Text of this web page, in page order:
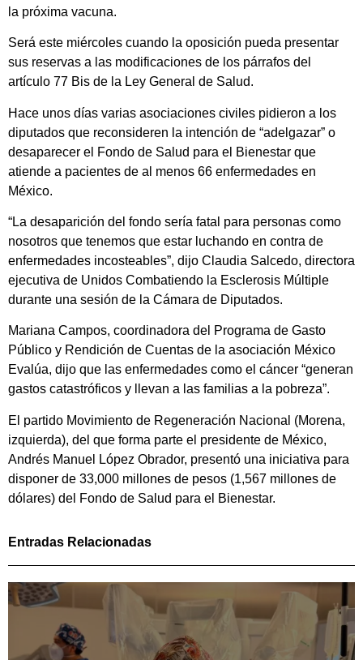
la próxima vacuna.
Será este miércoles cuando la oposición pueda presentar
sus reservas a las modificaciones de los párrafos del
artículo 77 Bis de la Ley General de Salud.
Hace unos días varias asociaciones civiles pidieron a los
diputados que reconsideren la intención de “adelgazar” o
desaparecer el Fondo de Salud para el Bienestar que
atiende a pacientes de al menos 66 enfermedades en
México.
“La desaparición del fondo sería fatal para personas como
nosotros que tenemos que estar luchando en contra de
enfermedades incosteables”, dijo Claudia Salcedo, directora
ejecutiva de Unidos Combatiendo la Esclerosis Múltiple
durante una sesión de la Cámara de Diputados.
Mariana Campos, coordinadora del Programa de Gasto
Público y Rendición de Cuentas de la asociación México
Evalúa, dijo que las enfermedades como el cáncer “generan
gastos catastróficos y llevan a las familias a la pobreza”.
El partido Movimiento de Regeneración Nacional (Morena,
izquierda), del que forma parte el presidente de México,
Andrés Manuel López Obrador, presentó una iniciativa para
disponer de 33,000 millones de pesos (1,567 millones de
dólares) del Fondo de Salud para el Bienestar.
Entradas Relacionadas